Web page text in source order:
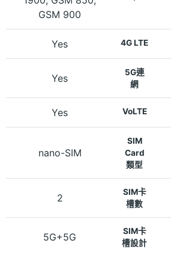
GSM 900
Yes 4G LTE
Yes
5G連
網
Yes VoLTE
nano-SIM
SIM
Card
類型
2
SIM卡
槽數
5G+5G
SIM卡
槽設計